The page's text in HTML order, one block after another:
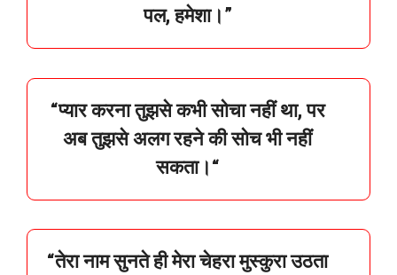
पल, हमेशा।”
“प्यार करना तुझसे कभी सोचा नहीं था, पर
अब तुझसे अलग रहने की सोच भी नहीं
सकता।“
“तेरा नाम सुनते ही मेरा चेहरा मुस्कुरा उठता